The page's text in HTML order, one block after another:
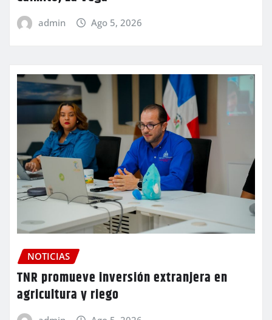
admin Ago 5, 2026
NOTICIAS
TNR promueve inversión extranjera en
agricultura y riego